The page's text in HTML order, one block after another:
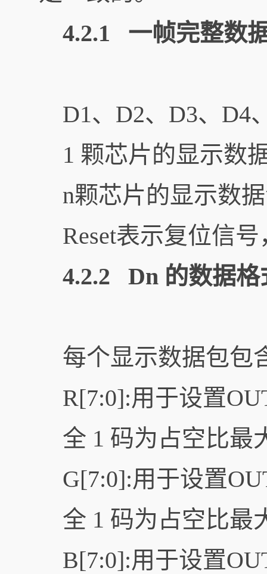
4.2.1 一帧完整数
D1、D2、D3、
1 颗芯片的显示数
n颗芯片的显示数
Reset表示复位信
4.2.2 Dn 的数据格
每个显示数据包包
R[7:0]:用于设置
全 1 码为占空比最
G[7:0]:用于设置
全 1 码为占空比最
B[7:0]:用于设置